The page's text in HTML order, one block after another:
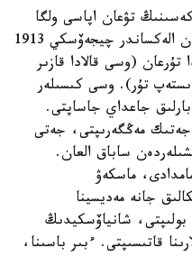
تۋعان اپاسى ولگا
مەن اجەسىنىڭ قولىندا تاربيەلەنگەن الەكساندر چيجەۆسكي 1913
(وسى قالادا قازىر
تۇر). وسى كىسىلەر
جاعداي جاساپتى.
شەت ءتىلىن جەتىك مەڭگەرىپتى، جەتى
ساباق العان.
ماسكەۋ
جانە مەديسينا
بولىپتى، شانياۆسكيدىڭ
قاتىسىپتى. ءبىر باسىنا،